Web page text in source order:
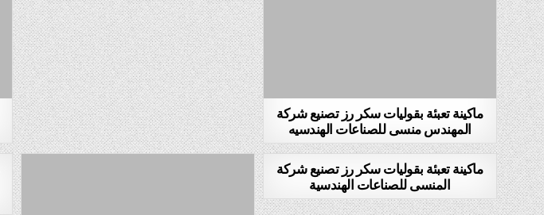
ماكينة تعبئة بقوليات سكر رز تصنيع شركة
المهندس منسى للصناعات الهندسيه
ماكينة تعبئة بقوليات سكر رز تصنيع شركة
المنسى للصناعات الهندسية